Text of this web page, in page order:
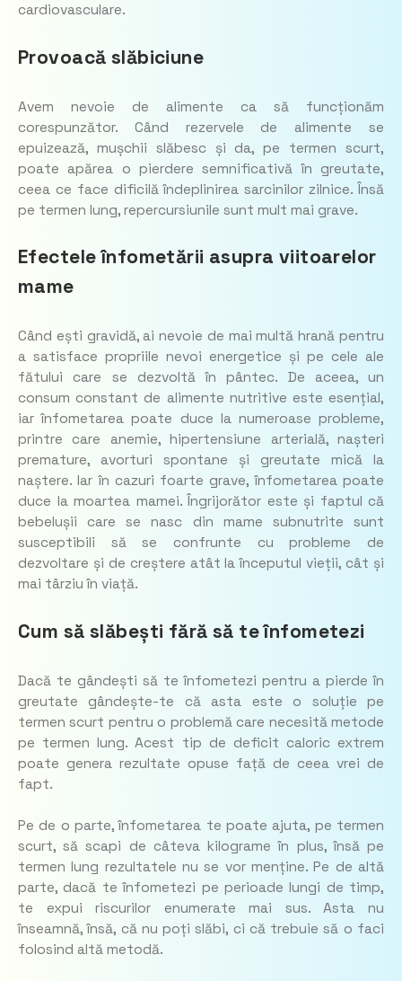
cardiovasculare.
Provoacă slăbiciune
Avem nevoie de alimente ca să funcționăm
corespunzător. Când rezervele de alimente se
epuizează, mușchii slăbesc și da, pe termen scurt,
poate apărea o pierdere semnificativă în greutate,
ceea ce face dificilă îndeplinirea sarcinilor zilnice. Însă
pe termen lung, repercursiunile sunt mult mai grave.
Efectele înfometării asupra viitoarelor
mame
Când ești gravidă, ai nevoie de mai multă hrană pentru
a satisface propriile nevoi energetice și pe cele ale
fătului care se dezvoltă în pântec. De aceea, un
consum constant de alimente nutritive este esențial,
iar înfometarea poate duce la numeroase probleme,
printre care anemie, hipertensiune arterială, nașteri
premature, avorturi spontane și greutate mică la
naștere. Iar în cazuri foarte grave, înfometarea poate
duce la moartea mamei. Îngrijorător este și faptul că
bebelușii care se nasc din mame subnutrite sunt
susceptibili să se confrunte cu probleme de
dezvoltare și de creștere atât la începutul vieții, cât și
mai târziu în viață.
Cum să slăbești fără să te înfometezi
Dacă te gândești să te înfometezi pentru a pierde în
greutate gândește-te că asta este o soluție pe
termen scurt pentru o problemă care necesită metode
pe termen lung. Acest tip de deficit caloric extrem
poate genera rezultate opuse față de ceea vrei de
fapt.
Pe de o parte, înfometarea te poate ajuta, pe termen
scurt, să scapi de câteva kilograme în plus, însă pe
termen lung rezultatele nu se vor menține. Pe de altă
parte, dacă te înfometezi pe perioade lungi de timp,
te expui riscurilor enumerate mai sus. Asta nu
înseamnă, însă, că nu poți slăbi, ci că trebuie să o faci
folosind altă metodă.